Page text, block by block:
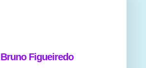
Bruno Figueiredo